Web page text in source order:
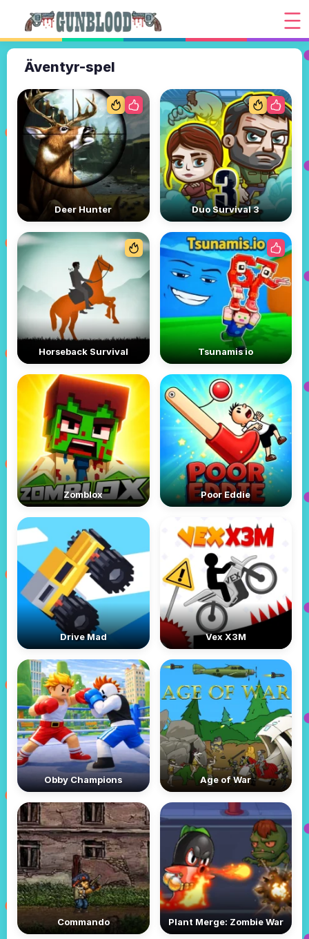
Äventyr-spel
Deer Hunter Duo Survival 3
Horseback Survival Tsunamis io
Zomblox Poor Eddie
Drive Mad Vex X3M
Obby Champions Age of War
Commando Plant Merge: Zombie War